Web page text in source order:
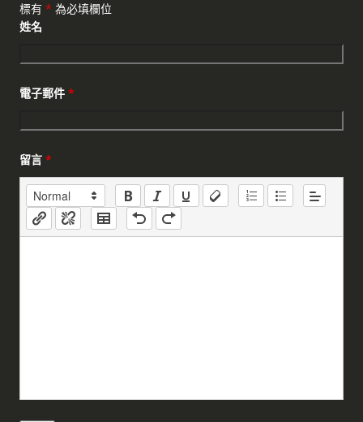
標有 * 為必填欄位
姓名
電子郵件 *
留言 *